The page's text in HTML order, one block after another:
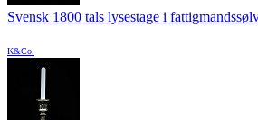
Svensk 1800 tals lysestage i
K&Co.